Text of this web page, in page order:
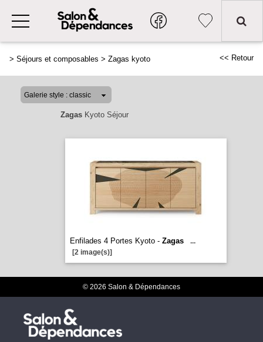
> Séjours et composables > Zagas kyoto << Retour
ZagasKyoto Séjour
Enfilades 4 Portes Kyoto - Zagas
...
[2 image(s)]
© 2026 Salon & Dépendances